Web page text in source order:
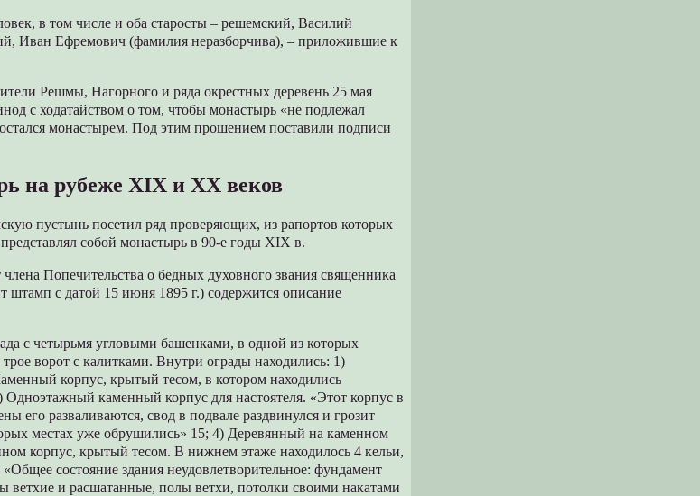
в том числе и оба старосты – решемский, Василий
Иван Ефремович (фамилия неразборчива), – приложившие к
Решмы, Нагорного и ряда окрестных деревень 25 мая
с ходатайством о том, чтобы монастырь «не подлежал
монастырем. Под этим прошением поставили подписи
на рубеже XIX и XX веков
пустынь посетил ряд проверяющих, из рапортов которых
собой монастырь в 90-е годы XIX в.
Попечительства о бедных духовного звания священника
штамп с датой 15 июня 1895 г.) содержится описание
с четырьмя угловыми башенками, в одной из которых
ворот с калитками. Внутри ограды находились: 1)
корпус, крытый тесом, в котором находились
Одноэтажный каменный корпус для настоятеля. «Этот корпус в
его разваливаются, свод в подвале раздвинулся и грозит
местах уже обрушились» 15; 4) Деревянный на каменном
корпус, крытый тесом. В нижнем этаже находилось 4 кельи,
состояние здания неудовлетворительное: фундамент
ветхие и расшатанные, полы ветхи, потолки своими накатами